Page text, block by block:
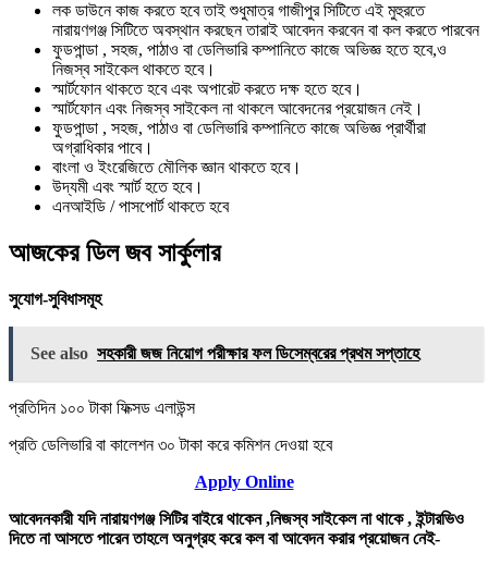
লক ডাউনে কাজ করতে হবে তাই শুধুমাত্র গাজীপুর সিটিতে এই মুহুরতে
নারায়ণগঞ্জ সিটিতে অবস্থান করছেন তারাই আবেদন করবেন বা কল করতে পারবেন
ফুডপান্ডা , সহজ, পাঠাও বা ডেলিভারি কম্পানিতে কাজে অভিজ্ঞ হতে হবে,ও
নিজস্ব সাইকেল থাকতে হবে।
স্মার্টফোন থাকতে হবে এবং অপারেট করতে দক্ষ হতে হবে।
স্মার্টফোন এবং নিজস্ব সাইকেল না থাকলে আবেদনের প্রয়োজন নেই।
ফুডপান্ডা , সহজ, পাঠাও বা ডেলিভারি কম্পানিতে কাজে অভিজ্ঞ প্রার্থীরা
অগ্রাধিকার পাবে।
বাংলা ও ইংরেজিতে মৌলিক জ্ঞান থাকতে হবে।
উদ্যমী এবং স্মার্ট হতে হবে।
এনআইডি / পাসপোর্ট থাকতে হবে
আজকের ডিল জব সার্কুলার
সুযোগ-সুবিধাসমূহ
See also সহকারী জজ নিয়োগ পরীক্ষার ফল ডিসেম্বরের প্রথম সপ্তাহে
প্রতিদিন ১০০ টাকা ফিক্সড এলাউন্স
প্রতি ডেলিভারি বা কালেশন ৩০ টাকা করে কমিশন দেওয়া হবে
Apply Online
আবেদনকারী যদি নারায়ণগঞ্জ সিটির বাইরে থাকেন ,নিজস্ব সাইকেল না থাকে , ইন্টারভিও
দিতে না আসতে পারেন তাহলে অনুগ্রহ করে কল বা আবেদন করার প্রয়োজন নেই-